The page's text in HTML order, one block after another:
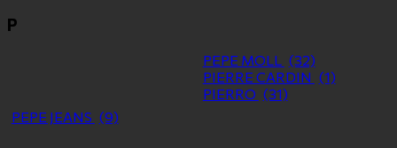
P
PEPE JEANS (9)
PEPE MOLL
(32)
PIERRE CARDIN (1)
PIERRO (31)